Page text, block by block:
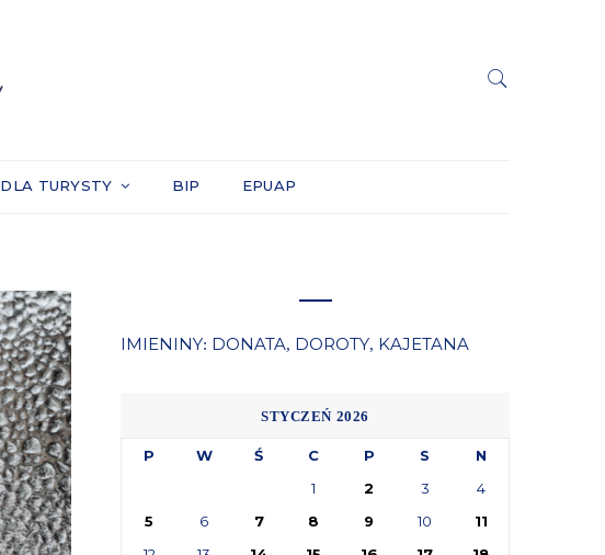
DLA TURYSTY BIP EPUAP
IMIENINY: DONATA, DOROTY, KAJETANA
STYCZEŃ 2026
P W Ś C P S
N
1
2 3
4
5
6 7 8 9 10
11